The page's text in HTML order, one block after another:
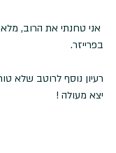
אני טחנתי את הרוב,
בפרייזר.
רעיון נוסף לרוטב שלא
יצא מעולה !